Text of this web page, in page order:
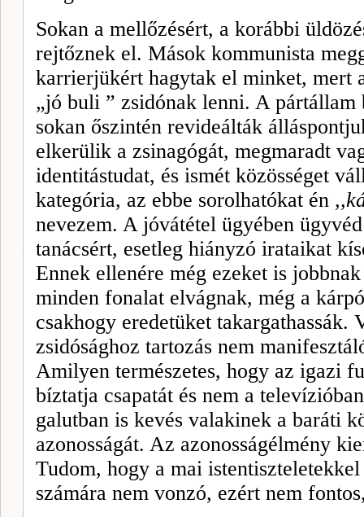
Sokan a mellőzésért, a korábbi
rejtőznek el. Mások kommunista
karrierjükért hagytak el minket, mert
„jó buli ” zsidónak lenni. A pártál­lam
sokan őszintén revideálták
elkerülik a zsinagógát, megmaradt
identitástudat, és ismét közösséget
kategória, az ebbe sorolhatókat én ,,
nevezem. A jóvátétel ügyében
tanácsért, esetleg hiányzó irataikat
Ennek el­lenére még ezeket is
minden fonalat elvágnak, még a
csakhogy eredetüket takargathassák.
zsidóság­hoz tartozás nem
Amilyen természetes, hogy az igazi
bíztatja csapatát és nem a
galutban is kevés valakinek a baráti
azonosságát. Az azonosságélmény
Tudom, hogy a mai
számára nem vonzó, ezért nem